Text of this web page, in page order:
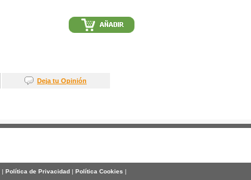
Deja tu Opinión
| Política de Privacidad| Política Cookies |